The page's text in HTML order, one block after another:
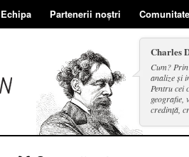
Echipa Partenerii noștri
Charles
Cum?
analize și
Pentru cei
geografie,
credință,